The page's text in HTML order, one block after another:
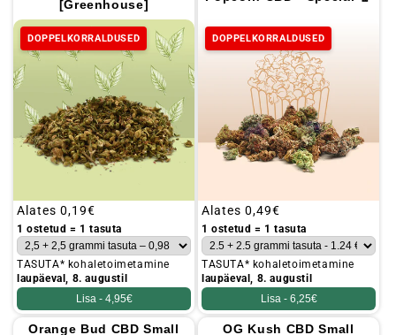
[Greenhouse]
DOPPELKORRALDUSED
Tavaline
hind
Alates 0,19€
1 ostetud = 1 tasuta
TASUTA* kohaletoimetamine
laupäeval, 8. augustil
Lisa - 4,95€
DOPPELKORRALDUSED
Tavaline
hind
Alates 0,49€
1 ostetud = 1 tasuta
TASUTA* kohaletoimetamine
laupäeval, 8. augustil
Lisa - 6,25€
Orange Bud CBD Small
OG Kush CBD Small